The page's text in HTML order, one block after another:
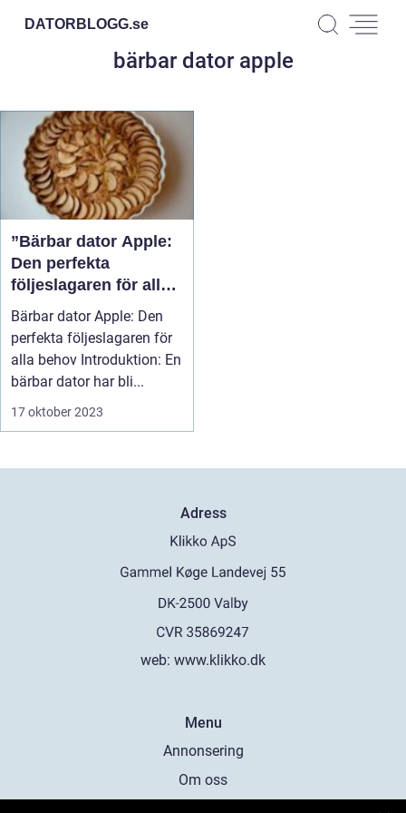
DATORBLOGG.se
bärbar dator apple
”Bärbar dator Apple:
Den perfekta
följeslagaren för alla
behov”
Bärbar dator Apple: Den
perfekta följeslagaren för
alla behov Introduktion: En
bärbar dator har bli...
17 oktober 2023
Adress
web: www.klikko.dk
Menu
Annonsering
Om oss